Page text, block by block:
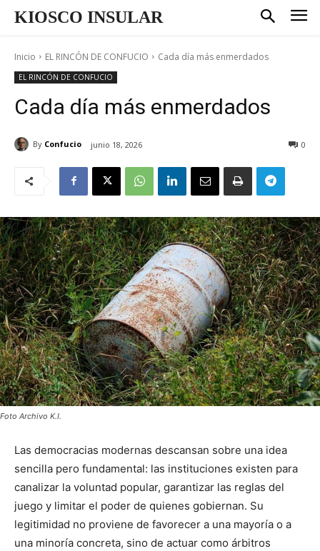
KIOSCO INSULAR
Inicio EL RINCÓN DE CONFUCIO Cada día más enmerdados
EL RINCÓN DE CONFUCIO
Cada día más enmerdados
By Confucio junio 18, 2026 0
Foto Archivo K.I.
Las democracias modernas descansan sobre una idea
sencilla pero fundamental: las instituciones existen para
canalizar la voluntad popular, garantizar las reglas del
juego y limitar el poder de quienes gobiernan. Su
legitimidad no proviene de favorecer a una mayoría o a
una minoría concreta, sino de actuar como árbitros